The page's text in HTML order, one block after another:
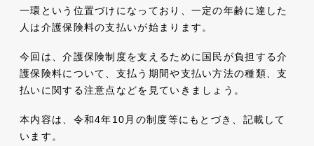
一環という位置づけになっており、一定の年齢に達した
人は介護保険料の支払いが始まります。
今回は、介護保険制度を支えるために国民が負担する介
護保険料について、支払う期間や支払い方法の種類、支
払いに関する注意点などを見ていきましょう。
本内容は、令和4年10月の制度等にもとづき、記載して
います。